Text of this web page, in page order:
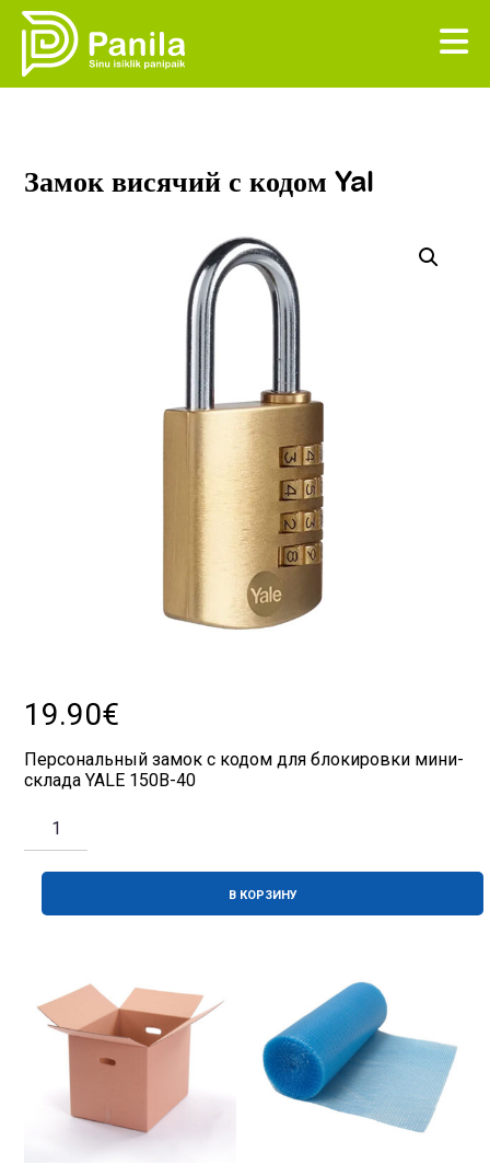
Замок висячий с кодом Yal
19.90€
Персональный замок с кодом для блокировки мини-
склада YALE 150B-40
ТОВАРА
В КОРЗИНУ